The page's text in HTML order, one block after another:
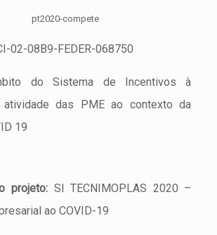
02-08B9-FEDER-068750
do Sistema de Incentivos à
atividade das PME ao contexto da
19
projeto:SI TECNIMOPLAS 2020 –
ao COVID-19